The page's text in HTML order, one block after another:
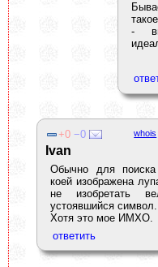
-
whois
0 0
Ivan
Обычно для поиска
коей изображена
не изобретать
устоявшийся символ.
Хотя это мое ИМХО.